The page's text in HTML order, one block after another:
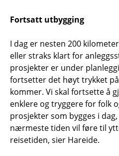
Fortsatt utbygging
I dag er nesten 200
eller straks klart for
prosjekter er under
fortsetter det høyt trykket
kommer. Vi skal fortsette å
enklere og tryggere for folk
prosjekter som bygges i
nærmeste tiden vil føre til
reisetiden, sier Hareide.